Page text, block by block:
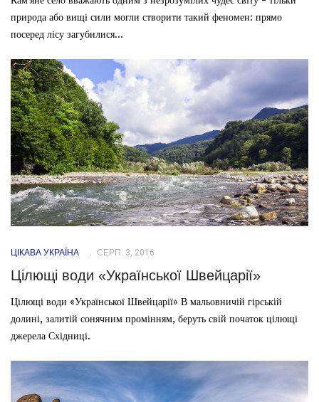
природа або вищі сили могли створити такий феномен: прямо
посеред лісу загубилися...
ЦІКАВА УКРАЇНА СЕРП. 3, 2016
Цілющі води «Української Швейцарії»
Цілющі води «Української Швейцарії» В мальовничій гірській
долині, залитій сонячним промінням, беруть свій початок цілющі
джерела Східниці.